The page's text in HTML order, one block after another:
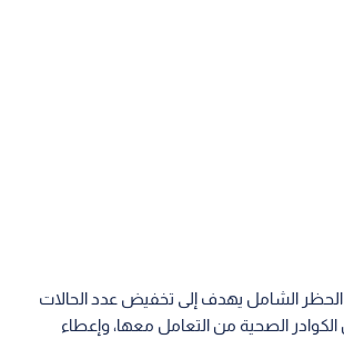
الشامل يهدف إلى تخفيض عدد الحالات
الكوادر الصحية من التعامل معها، وإعطاء